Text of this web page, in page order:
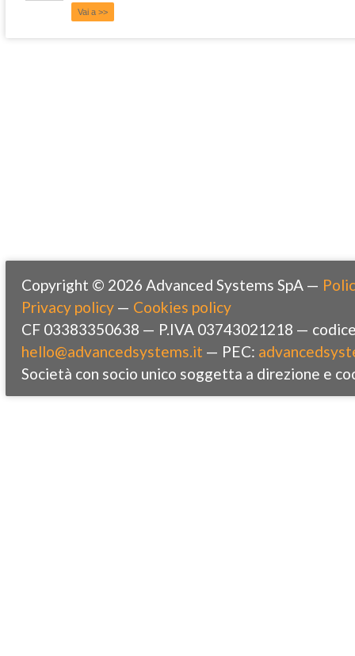
Vai a >>
Copyright © 2026 Advanced Systems SpA —
Privacy policy — Cookies policy
CF 03383350638 — P.IVA 03743021218 —
hello@advancedsystems.it — PEC:
Società con socio unico soggetta a direzione e